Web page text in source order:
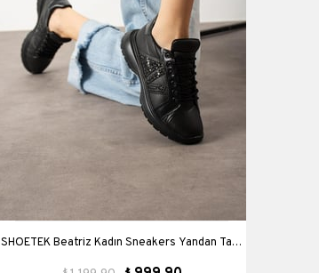
SHOETEK Beatriz Kadın Sneakers Yandan Taşlı